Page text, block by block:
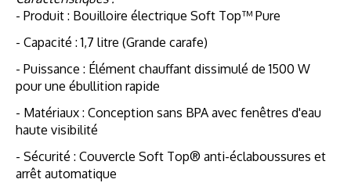
- Produit : Bouilloire électrique Soft Top™ Pure
- Capacité : 1,7 litre (Grande carafe)
- Puissance : Élément chauffant dissimulé de 1500 W
pour une ébullition rapide
- Matériaux : Conception sans BPA avec fenêtres d'eau
haute visibilité
- Sécurité : Couvercle Soft Top® anti-éclaboussures et
arrêt automatique